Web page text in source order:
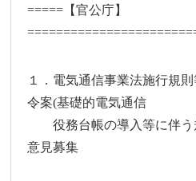
=====【官公庁】
１．電気通信事業法施行規
令案(基礎的電気通信
役務台帳の導入等に伴う
意見募集